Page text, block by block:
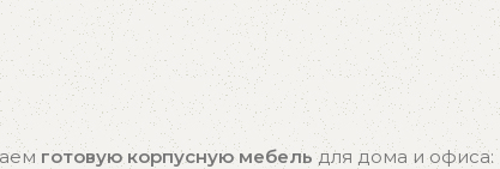
В корзину
готовую корпусную мебельдля дома и офиса: